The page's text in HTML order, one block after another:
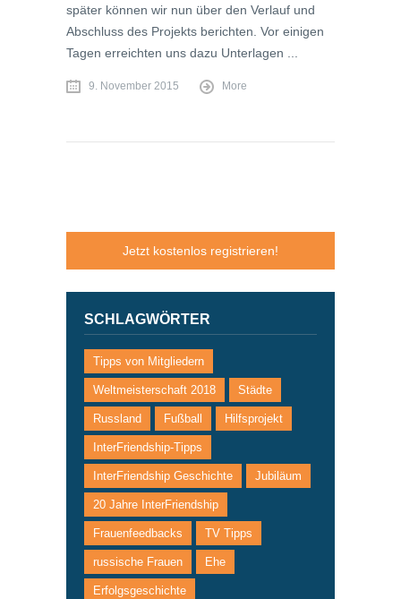
später können wir nun über den Verlauf und
Abschluss des Projekts berichten. Vor einigen
Tagen erreichten uns dazu Unterlagen ...
9. November 2015 More
Jetzt kostenlos registrieren!
SCHLAGWÖRTER
Tipps von Mitgliedern
Weltmeisterschaft 2018 Städte
Russland Fußball Hilfsprojekt
InterFriendship-Tipps
InterFriendship Geschichte Jubiläum
20 Jahre InterFriendship
Frauenfeedbacks TV Tipps
russische Frauen Ehe
Erfolgsgeschichte